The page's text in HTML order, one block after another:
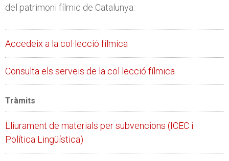
del patrimoni fílmic de Catalunya.
Accedeix a la col·lecció fílmica
Consulta els serveis de la col·lecció fílmica
Tràmits
Lliurament de materials per subvencions (ICEC i
Política Lingüística)